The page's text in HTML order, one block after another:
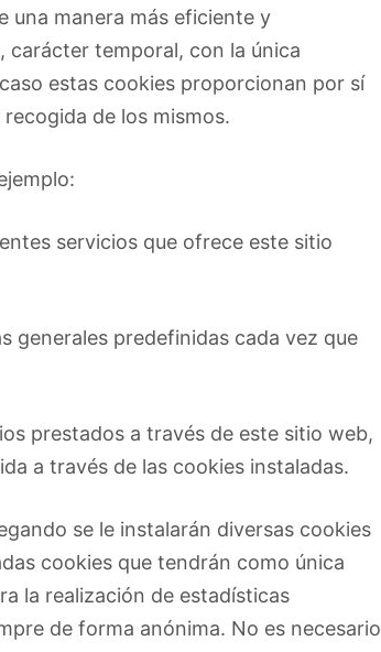
una manera más eficiente y
carácter temporal, con la única
estas cookies proporcionan por sí
de los mismos.
servicios que ofrece este sitio
generales predefinidas cada vez que
prestados a través de este sitio web,
a través de las cookies instaladas.
se le instalarán diversas cookies
cookies que tendrán como única
la realización de estadísticas
de forma anónima. No es necesario